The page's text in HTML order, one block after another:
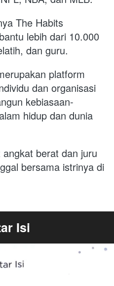
The Habits
lebih dari 10.000
dan guru.
platform
dan organisasi
kebiasaan-
hidup dan dunia
berat dan juru
bersama istrinya di
Isi